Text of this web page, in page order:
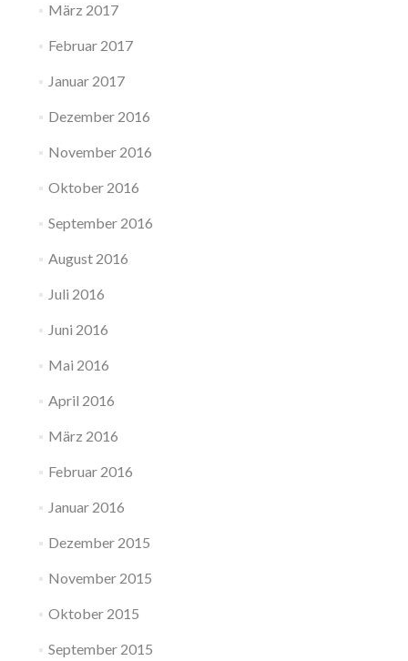
März 2017
Februar 2017
Januar 2017
Dezember 2016
November 2016
Oktober 2016
September 2016
August 2016
Juli 2016
Juni 2016
Mai 2016
April 2016
März 2016
Februar 2016
Januar 2016
Dezember 2015
November 2015
Oktober 2015
September 2015